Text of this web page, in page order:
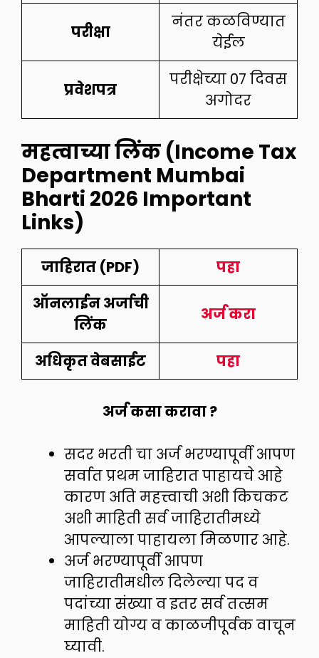
परीक्षा
नंतर कळविण्यात
येईल
प्रवेशपत्र
परीक्षेच्या 07 दिवस
अगोदर
महत्वाच्या लिंक (Income Tax
Department Mumbai
Bharti 2026 Important
Links)
जाहिरात (PDF)
पहा
ऑनलाईन अर्जाची
लिंक
अर्ज करा
अधिकृत वेबसाईट पहा
अर्ज कसा करावा ?
सदर भरती चा अर्ज भरण्यापूर्वी आपण
सर्वात प्रथम जाहिरात पाहायचे आहे
कारण अति महत्त्वाची अशी किचकट
अशी माहिती सर्व जाहिरातीमध्ये
आपल्याला पाहायला मिळणार आहे.
अर्ज भरण्यापूर्वी आपण
जाहिरातीमधील दिलेल्या पद व
पदांच्या संख्या व इतर सर्व तत्सम
माहिती योग्य व काळजीपूर्वक वाचून
घ्यावी.